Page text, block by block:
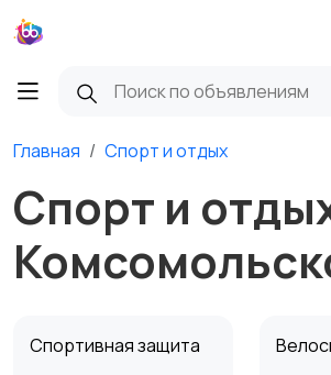
Главная Спорт и отдых
Спорт и
Спортивная защита